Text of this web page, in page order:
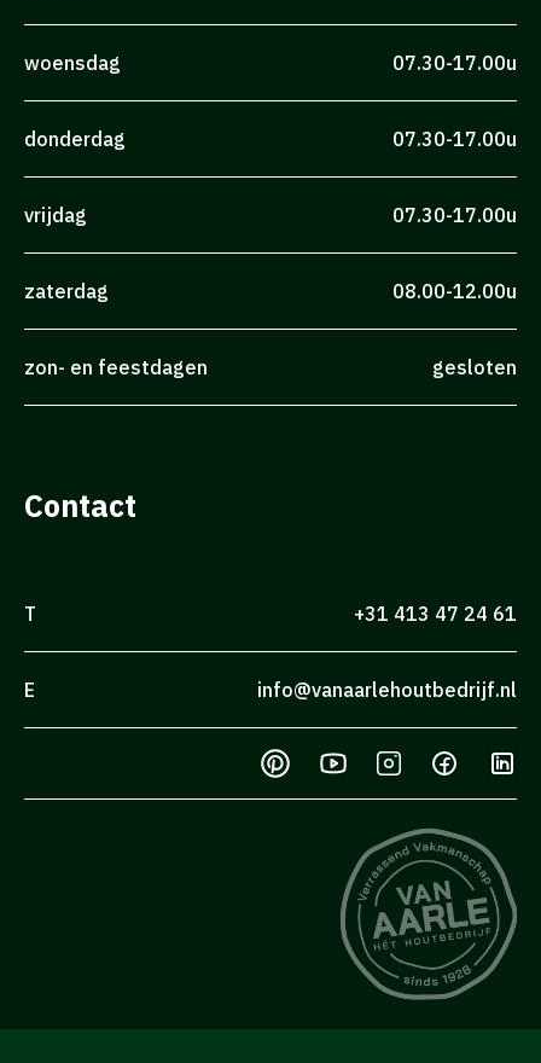
woensdag 07.30-17.00u
donderdag 07.30-17.00u
vrijdag 07.30-17.00u
zaterdag 08.00-12.00u
zon- en feestdagen gesloten
Contact
T +31 413 47 24 61
E info@vanaarlehoutbedrijf.nl